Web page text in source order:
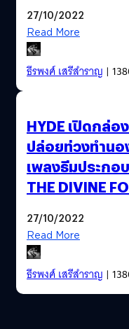
27/10/2022
Read More
ธีรพงศ์ เสรีสำราญ |
HYDE เปิดกล่อ
ปล่อยท่วงทำนอ
เพลงธีมประกอ
THE DIVINE
27/10/2022
Read More
ธีรพงศ์ เสรีสำราญ |